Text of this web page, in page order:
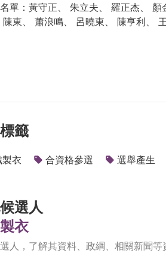
單：黃守正、 朱立夫、 羅正杰、
陳東、 蕭浪鳴、 呂曉東、 陳亨利、
籤
衣 合資格參選 選舉產生
選人
衣
人，了解其資料、政綱、相關新聞等